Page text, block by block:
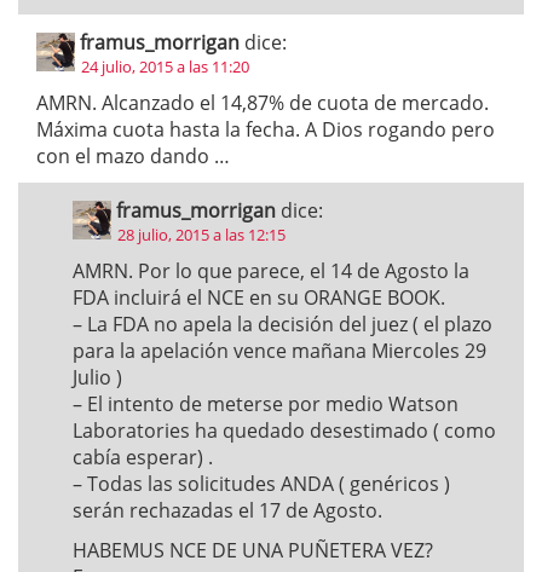
framus_morrigan dice:
24 julio, 2015 a las 11:20
AMRN. Alcanzado el 14,87% de cuota de mercado.
Máxima cuota hasta la fecha. A Dios rogando pero
con el mazo dando …
framus_morrigan dice:
28 julio, 2015 a las 12:15
AMRN. Por lo que parece, el 14 de Agosto la
FDA incluirá el NCE en su ORANGE BOOK.
– La FDA no apela la decisión del juez ( el plazo
para la apelación vence mañana Miercoles 29
Julio )
– El intento de meterse por medio Watson
Laboratories ha quedado desestimado ( como
cabía esperar) .
– Todas las solicitudes ANDA ( genéricos )
serán rechazadas el 17 de Agosto.
HABEMUS NCE DE UNA PUÑETERA VEZ?